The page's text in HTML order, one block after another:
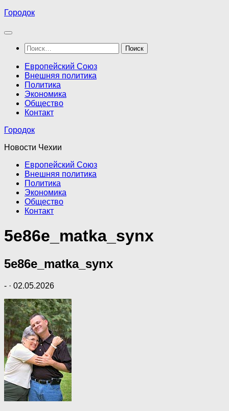
Перейти
содержимому
Городок
Найти:
Европейский Союз
Внешняя политика
Политика
Экономика
Общество
Контакт
Городок
Новости Чехии
Европейский Союз
Внешняя политика
Политика
Экономика
Общество
Контакт
5e86e_matka_synx
5e86e_matka_synx
- · 02.05.2026